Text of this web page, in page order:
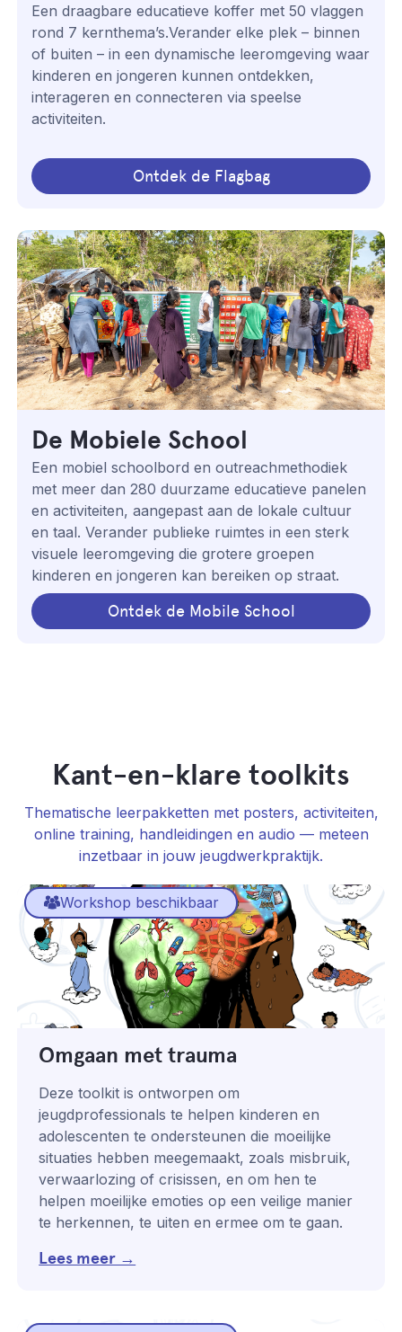
Een draagbare educatieve koffer met 50 vlaggen
rond 7 kern­thema’s.Verander elke plek – binnen
of buiten – in een dynamische leeromgeving waar
kinderen en jongeren kunnen ontdekken,
interageren en connecteren via speelse
activiteiten.
Ontdek de Flagbag
De Mobiele School
Een mobiel schoolbord en outreachmethodiek
met meer dan 280 duurzame educatieve panelen
en activiteiten, aangepast aan de lokale cultuur
en taal. Verander publieke ruimtes in een sterk
visuele leeromgeving die grotere groepen
kinderen en jongeren kan bereiken op straat.
Ontdek de Mobile School
Kant-en-klare toolkits
Thematische leerpakketten met posters, activiteiten,
online training, handleidingen en audio — meteen
inzetbaar in jouw jeugdwerkpraktijk.
Workshop beschikbaar
Omgaan met trauma
Deze toolkit is ontworpen om
jeugdprofessionals te helpen kinderen en
adolescenten te ondersteunen die moeilijke
situaties hebben meegemaakt, zoals misbruik,
verwaarlozing of crisissen, en om hen te
helpen moeilijke emoties op een veilige manier
te herkennen, te uiten en ermee om te gaan.
Lees meer →